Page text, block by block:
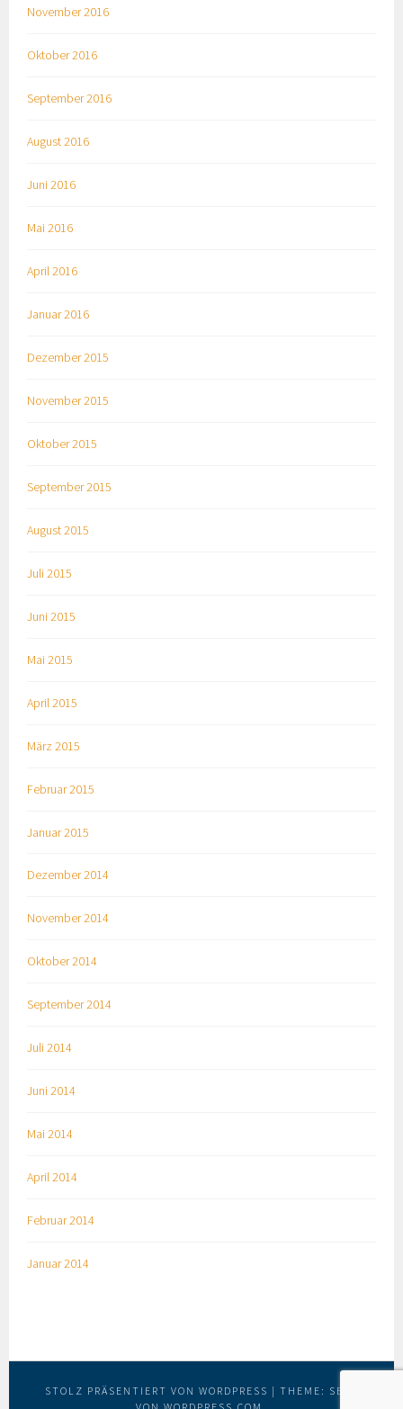
November 2016
Oktober 2016
September 2016
August 2016
Juni 2016
Mai 2016
April 2016
Januar 2016
Dezember 2015
November 2015
Oktober 2015
September 2015
August 2015
Juli 2015
Juni 2015
Mai 2015
April 2015
März 2015
Februar 2015
Januar 2015
Dezember 2014
November 2014
Oktober 2014
September 2014
Juli 2014
Juni 2014
Mai 2014
April 2014
Februar 2014
Januar 2014
STOLZ PRÄSENTIERT VON WORDPRESS | THEME: SELA